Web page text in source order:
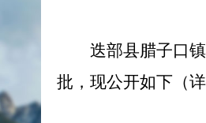
迭部县腊子口
批，现公开如下（详